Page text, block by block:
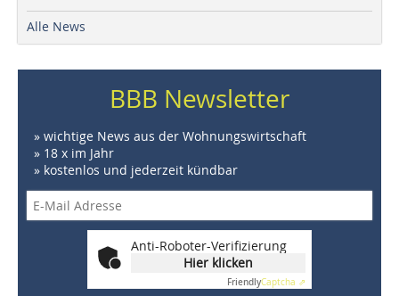
Alle News
BBB Newsletter
» wichtige News aus der Wohnungswirtschaft
» 18 x im Jahr
» kostenlos und jederzeit kündbar
Anti-Roboter-Verifizierung
Hier klicken
FriendlyCaptcha ⇗